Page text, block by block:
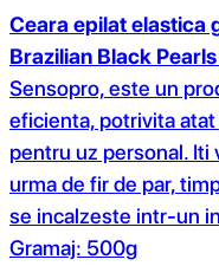
Ceara epilat elastica
Brazilian Black
Sensopro, este un
eficienta, potrivita
pentru uz personal. Iti
urma de fir de par,
se incalzeste intr-un
Gramaj: 500g